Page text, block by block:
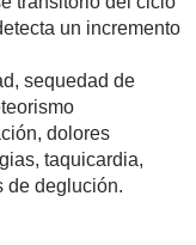
un incremento
sequedad de
dolores
taquicardia,
de deglución.